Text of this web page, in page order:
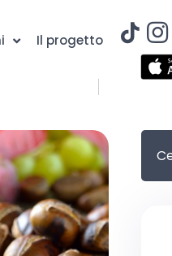
Il progetto